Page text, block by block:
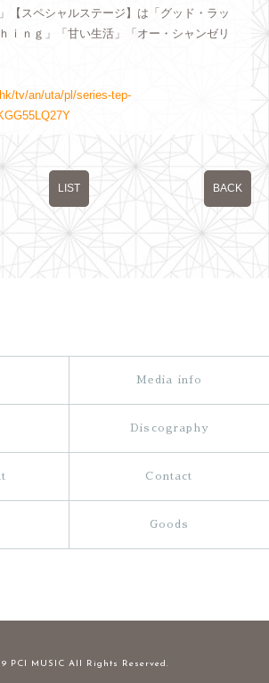
【スペシャルステージ】は「グッド・ラッ
ｉｎｇ」「甘い生活」「オー・シャンゼリ
tv/an/uta/pl/series-tep-
LIST BACK
Media info
Discography
Contact
Goods
PCI MUSIC All Rights Reserved.